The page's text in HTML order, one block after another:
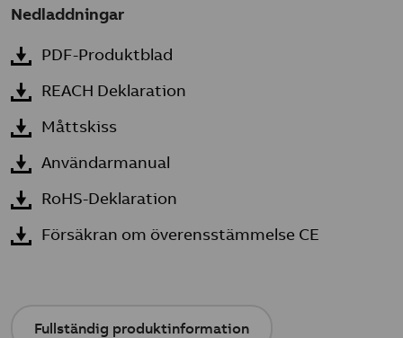
Nedladdningar
PDF-Produktblad
REACH Deklaration
Måttskiss
Användarmanual
RoHS-Deklaration
Försäkran om överensstämmelse CE
Fullständig produktinformation